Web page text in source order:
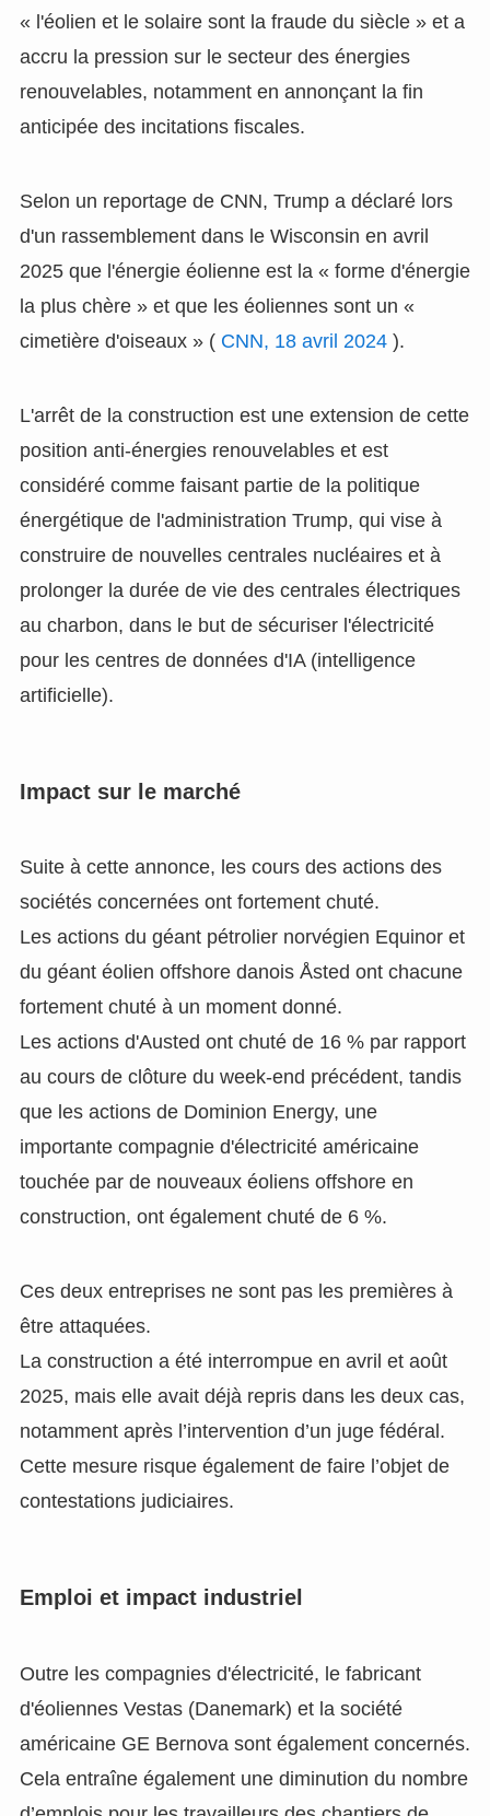
« l'éolien et le solaire sont la fraude du siècle » et a
accru la pression sur le secteur des énergies
renouvelables, notamment en annonçant la fin
anticipée des incitations fiscales.
Selon un reportage de CNN, Trump a déclaré lors
d'un rassemblement dans le Wisconsin en avril
2025 que l'énergie éolienne est la « forme d'énergie
la plus chère » et que les éoliennes sont un «
cimetière d'oiseaux » ( CNN, 18 avril 2024 ).
L'arrêt de la construction est une extension de cette
position anti-énergies renouvelables et est
considéré comme faisant partie de la politique
énergétique de l'administration Trump, qui vise à
construire de nouvelles centrales nucléaires et à
prolonger la durée de vie des centrales électriques
au charbon, dans le but de sécuriser l'électricité
pour les centres de données d'IA (intelligence
artificielle).
Impact sur le marché
Suite à cette annonce, les cours des actions des
sociétés concernées ont fortement chuté.
Les actions du géant pétrolier norvégien Equinor et
du géant éolien offshore danois Åsted ont chacune
fortement chuté à un moment donné.
Les actions d'Austed ont chuté de 16 % par rapport
au cours de clôture du week-end précédent, tandis
que les actions de Dominion Energy, une
importante compagnie d'électricité américaine
touchée par de nouveaux éoliens offshore en
construction, ont également chuté de 6 %.
Ces deux entreprises ne sont pas les premières à
être attaquées.
La construction a été interrompue en avril et août
2025, mais elle avait déjà repris dans les deux cas,
notamment après l’intervention d’un juge fédéral.
Cette mesure risque également de faire l’objet de
contestations judiciaires.
Emploi et impact industriel
Outre les compagnies d'électricité, le fabricant
d'éoliennes Vestas (Danemark) et la société
américaine GE Bernova sont également concernés.
Cela entraîne également une diminution du nombre